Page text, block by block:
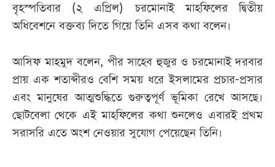
বৃহস্পতিবার (২ এপ্রিল) চরমোনাই মাহফিলের দ্বিতীয়
অধিবেশনে বক্তব্য দিতে গিয়ে তিনি এসব কথা বলেন।
আসিফ মাহমুদ বলেন, পীর সাহেব হুজুর ও চরমোনাই দরবার
প্রায় এক শতাব্দীরও বেশি সময় ধরে ইসলামের প্রচার-প্রসার
এবং মানুষের আত্মশুদ্ধিতে গুরুত্বপূর্ণ ভূমিকা রেখে আসছে।
ছোটবেলা থেকে এই মাহফিলের কথা শুনলেও এবারই প্রথম
সরাসরি এতে অংশ নেওয়ার সুযোগ পেয়েছেন তিনি।